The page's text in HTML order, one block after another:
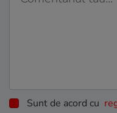
Sunt de acord cu